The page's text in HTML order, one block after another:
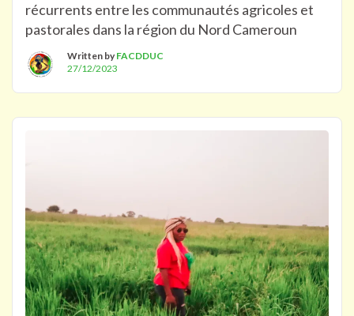
récurrents entre les communautés agricoles et
pastorales dans la région du Nord Cameroun
Written by FACDDUC
27/12/2023